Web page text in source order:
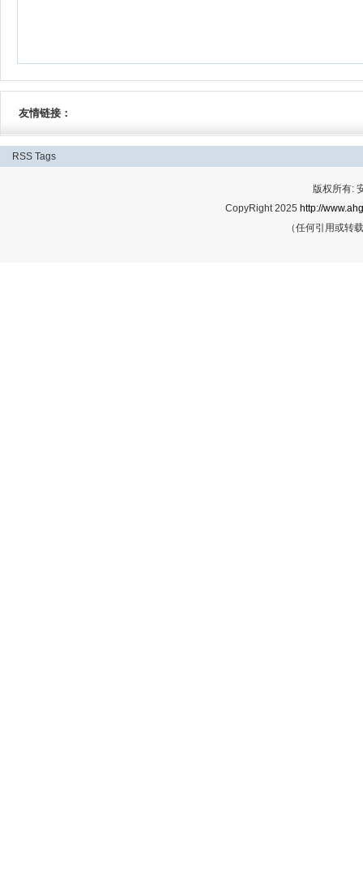
友情链接：
RSS Tags
版权所有:
CopyRight 2025 http://
（任何引用或转